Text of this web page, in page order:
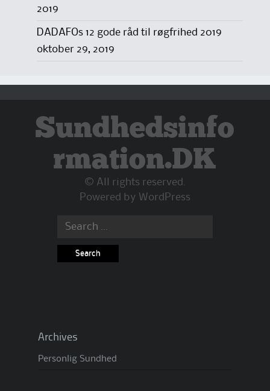
2019
DADAFOs 12 gode råd til røgfrihed 2019
oktober 29, 2019
Sundhedsinfo
rmation.DK
© All rights reserved.
Powered by WordPress
Search
Archives
Personlig Sundhed